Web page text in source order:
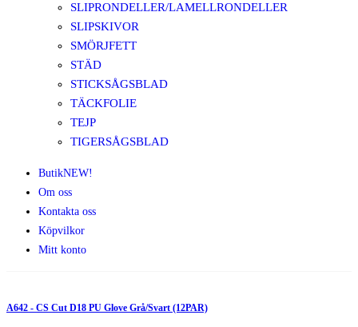
SLIPRONDELLER/LAMELLRONDELLER
SLIPSKIVOR
SMÖRJFETT
STÄD
STICKSÅGSBLAD
TÄCKFOLIE
TEJP
TIGERSÅGSBLAD
ButikNEW!
Om oss
Kontakta oss
Köpvilkor
Mitt konto
A642 - CS Cut D18 PU Glove Grå/Svart (12PAR)